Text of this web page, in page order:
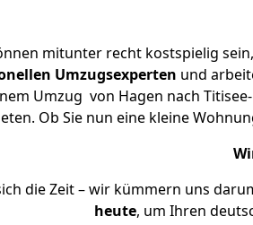
mitunter recht kostspielig
Umzugsexperten und
Umzug von Hagen nach
Ob Sie nun eine kleine
die Zeit – wir kümmern uns
heute, um Ihren